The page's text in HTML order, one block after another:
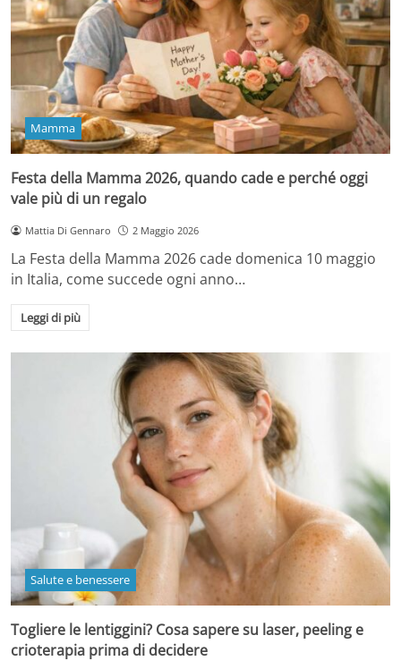
Mamma
Festa della Mamma 2026, quando cade e perché oggi
vale più di un regalo
Mattia Di Gennaro 2 Maggio 2026
La Festa della Mamma 2026 cade domenica 10 maggio
in Italia, come succede ogni anno…
Leggi di più
Salute e benessere
Togliere le lentiggini? Cosa sapere su laser, peeling e
crioterapia prima di decidere